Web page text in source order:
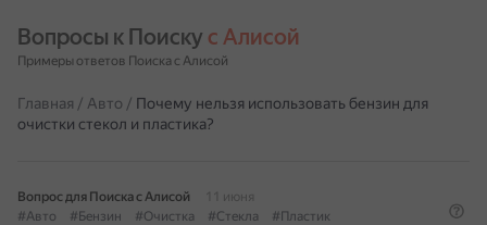
Вопросы к Поиску с Алисой
Примеры ответов Поиска с Алисой
Главная / Авто / Почему нельзя использовать бензин для
очистки стекол и пластика?
Вопрос для Поиска с Алисой
11 июня
#Авто
#Бензин #Очистка #Стекла #Пластик